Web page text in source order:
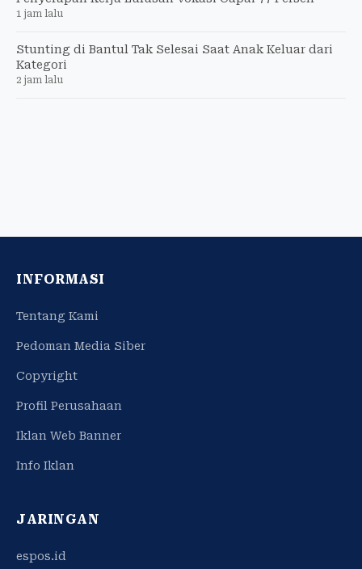
1 jam lalu
Stunting di Bantul Tak Selesai Saat Anak Keluar dari
Kategori
2 jam lalu
INFORMASI
Tentang Kami
Pedoman Media Siber
Copyright
Profil Perusahaan
Iklan Web Banner
Info Iklan
JARINGAN
espos.id